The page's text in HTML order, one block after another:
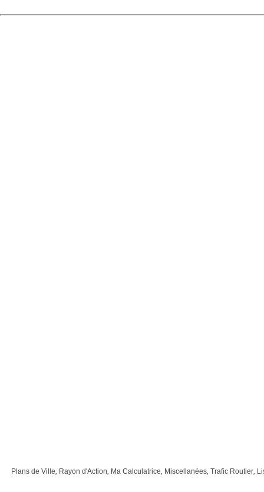
Plans de Ville, Rayon d'Action, Ma Calculatrice, Miscellanées, Trafic Routier,